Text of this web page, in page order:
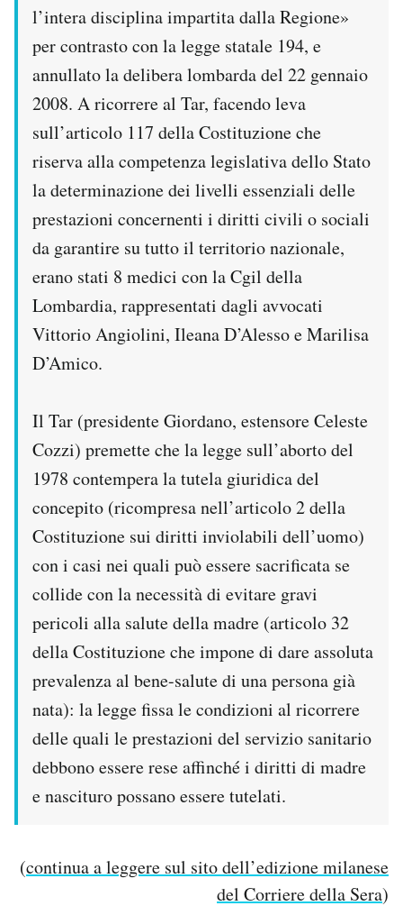
l’intera disciplina impartita dalla Regione»
per contrasto con la legge statale 194, e
annullato la delibera lombarda del 22 gennaio
2008. A ricorrere al Tar, facendo leva
sull’articolo 117 della Costituzione che
riserva alla competenza legislativa dello Stato
la determinazione dei livelli essenziali delle
prestazioni concernenti i diritti civili o sociali
da garantire su tutto il territorio nazionale,
erano stati 8 medici con la Cgil della
Lombardia, rappresentati dagli avvocati
Vittorio Angiolini, Ileana D’Alesso e Marilisa
D’Amico.
Il Tar (presidente Giordano, estensore Celeste
Cozzi) premette che la legge sull’aborto del
1978 contempera la tutela giuridica del
concepito (ricompresa nell’articolo 2 della
Costituzione sui diritti inviolabili dell’uomo)
con i casi nei quali può essere sacrificata se
collide con la necessità di evitare gravi
pericoli alla salute della madre (articolo 32
della Costituzione che impone di dare assoluta
prevalenza al bene-salute di una persona già
nata): la legge fissa le condizioni al ricorrere
delle quali le prestazioni del servizio sanitario
debbono essere rese affinché i diritti di madre
e nascituro possano essere tutelati.
(continua a leggere sul sito dell’edizione milanese
del Corriere della Sera)